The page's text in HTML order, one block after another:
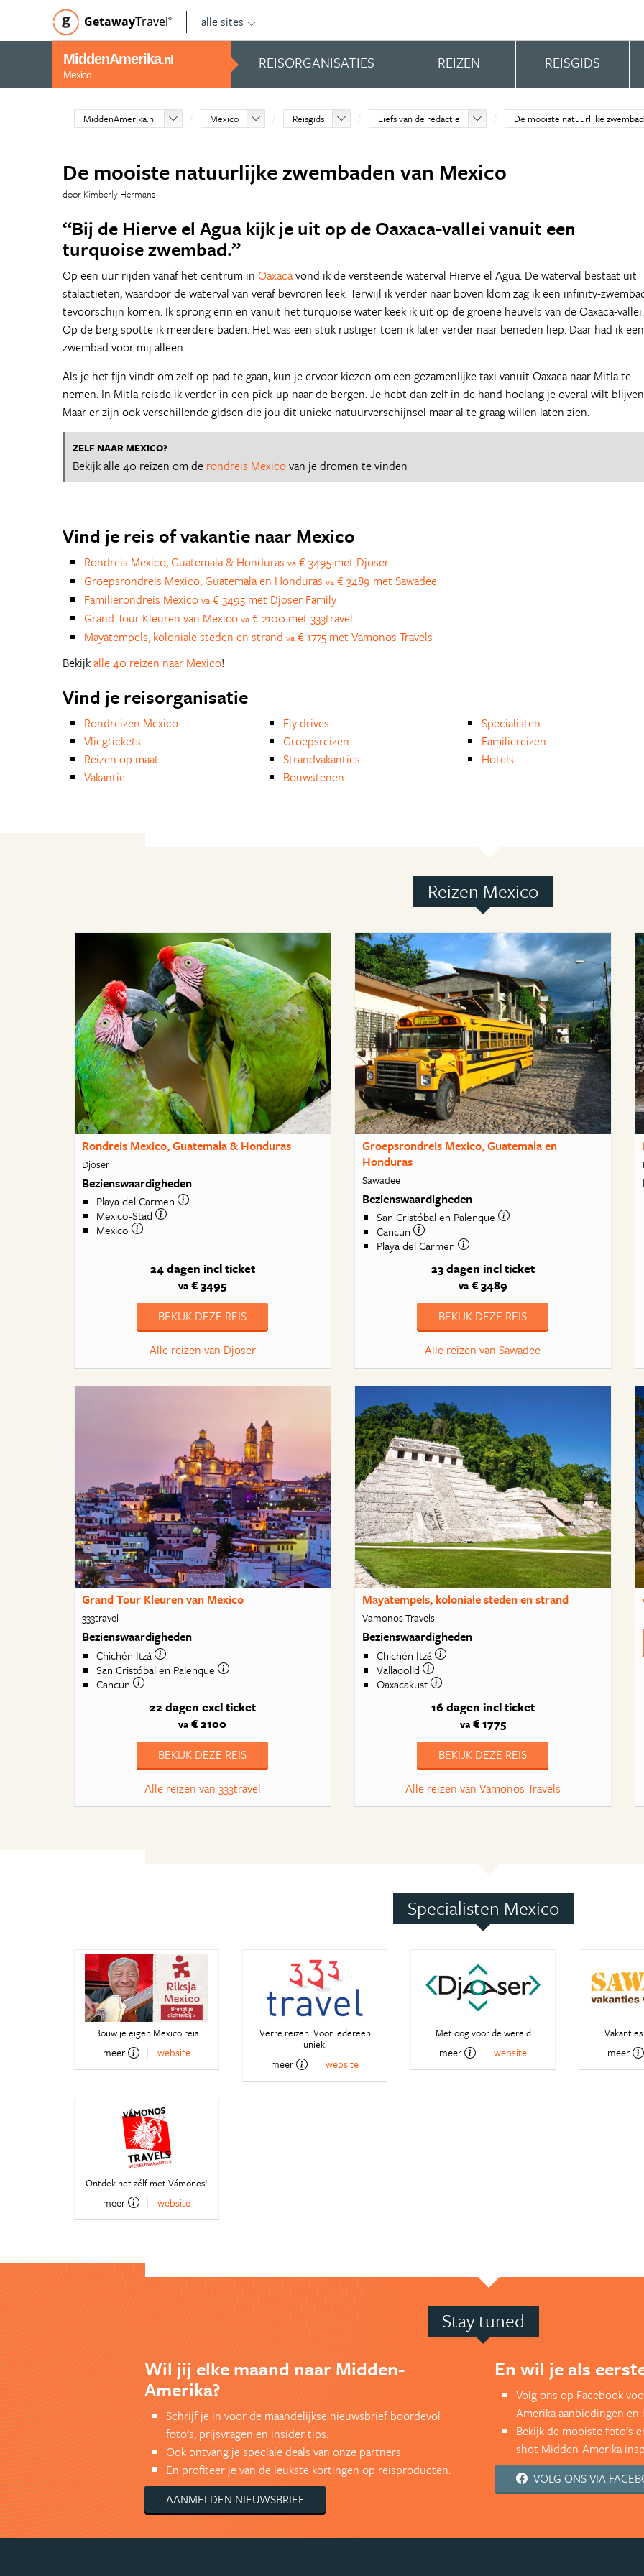
GetawayTravel© alle sites
MiddenAmerika.nl
Mexico
REISORGANISATIES REIZEN REISGIDS
MiddenAmerika.nl Mexico Reisgids Liefs van de redactie De mooiste natuurlijke
De mooiste natuurlijke zwembaden van Mexico
door Kimberly Hermans
“Bij de Hierve el Agua kijk je uit op de Oaxaca-vallei vanuit een
turquoise zwembad.”
Op een uur rijden vanaf het centrum in Oaxacavond ik de versteende waterval Hierve el Agua. De waterval bestaat uit
stalactieten, waardoor de waterval van veraf bevroren leek. Terwijl ik verder naar boven klom zag ik een infinity-
tevoorschijn komen. Ik sprong erin en vanuit het turquoise water keek ik uit op de groene heuvels van de Oaxaca-vallei.
Op de berg spotte ik meerdere baden. Het was een stuk rustiger toen ik later verder naar beneden liep. Daar had ik een
zwembad voor mij alleen.
Als je het fijn vindt om zelf op pad te gaan, kun je ervoor kiezen om een gezamenlijke taxi vanuit Oaxaca naar Mitla te
nemen. In Mitla reisde ik verder in een pick-up naar de bergen. Je hebt dan zelf in de hand hoelang je overal wilt
Maar er zijn ook verschillende gidsen die jou dit unieke natuurverschijnsel maar al te graag willen laten zien.
ZELF NAAR MEXICO?
Bekijk alle 40 reizen om de rondreis Mexicovan je dromen te vinden
Vind je reis of vakantie naar Mexico
Rondreis Mexico, Guatemala & Honduras va € 3495 met Djoser
Groepsrondreis Mexico, Guatemala en Honduras va € 3489 met Sawadee
Familierondreis Mexico va € 3495 met Djoser Family
Grand Tour Kleuren van Mexico va € 2100 met 333travel
Mayatempels, koloniale steden en strand va € 1775 met Vamonos Travels
Bekijkalle 40 reizen naar Mexico!
Vind je reisorganisatie
Rondreizen Mexico
Vliegtickets
Reizen op maat
Vakantie
Fly drives
Groepsreizen
Strandvakanties
Bouwstenen
Specialisten
Familiereizen
Hotels
Reizen Mexico
Rondreis Mexico, Guatemala & Honduras
Djoser
Bezienswaardigheden
Playa del Carmen
Mexico-Stad
Mexico
24 dagen incl ticket
va € 3495
BEKIJK DEZE REIS
Alle reizen van Djoser
Groepsrondreis Mexico, Guatemala en
Honduras
Sawadee
Bezienswaardigheden
San Cristóbal en Palenque
Cancun
Playa del Carmen
23 dagen incl ticket
va€ 3489
BEKIJK DEZE REIS
Alle reizen van Sawadee
Grand Tour Kleuren van Mexico
333travel
Bezienswaardigheden
Chichén Itzá
San Cristóbal en Palenque
Cancun
22 dagen excl ticket
va € 2100
BEKIJK DEZE REIS
Alle reizen van 333travel
Mayatempels, koloniale steden en strand
Vamonos Travels
Bezienswaardigheden
Chichén Itzá
Valladolid
Oaxacakust
16 dagen incl ticket
va€ 1775
BEKIJK DEZE REIS
Alle reizen van Vamonos Travels
Specialisten Mexico
Bouw je eigen Mexico reis
meer website
Verre reizen. Voor iedereen
uniek.
meer website
Met oog voor de wereld
meer website meer
Ontdek het zélf met Vámonos!
meer website
Stay tuned
Wil jij elke maand naar Midden-
Amerika?
Schrijf je in voor de maandelijkse nieuwsbrief boordevol
foto's, prijsvragen en insider tips.
Ook ontvang je speciale deals van onze partners.
En profiteer je van de leukste kortingen op reisproducten.
AANMELDEN NIEUWSBRIEF
En wil je als
Volg ons op Facebook
Amerika aanbiedingen
Bekijk de mooiste foto's
shot Midden-Amerika
VOLG ONS VIA